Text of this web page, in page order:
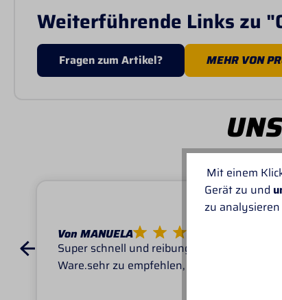
Weiterführende Links zu
Fragen zum Artikel? MEHR VON
Von MANUELA
Super schnell und reibungslos, top
Ware.sehr zu empfehlen, top!
Mit einem
Gerät zu und
zu